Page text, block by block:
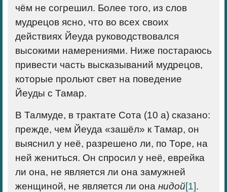
чём не согрешил. Более того, из слов
мудрецов ясно, что во всех своих
действиях Йеуда руководствовался
высокими намерениями. Ниже постараюсь
привести часть высказываний мудрецов,
которые прольют свет на поведение
Йеуды с Тамар.
В Талмуде, в трактате Сота (10 а) сказано:
прежде, чем Йеуда «зашёл» к Тамар, он
выяснил у неё, разрешено ли, по Торе, на
ней жениться. Он спросил у неё, еврейка
ли она, не является ли она замужней
женщиной, не является ли она нидой[1].